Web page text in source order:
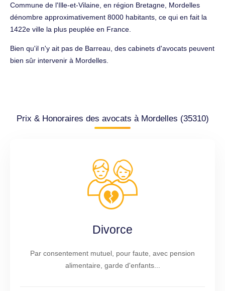
Commune de l'Ille-et-Vilaine, en région Bretagne, Mordelles
dénombre approximativement 8000 habitants, ce qui en fait la
1422e ville la plus peuplée en France.
Bien qu'il n'y ait pas de Barreau, des cabinets d'avocats peuvent
bien sûr intervenir à Mordelles.
Prix & Honoraires des avocats à Mordelles (35310)
Divorce
Par consentement mutuel, pour faute, avec pension
alimentaire, garde d'enfants...